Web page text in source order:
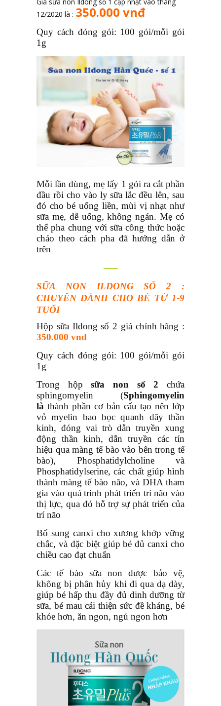
Giá sữa non Ildong số 1 cập nhật vào tháng
12/2020 là : 350.000 vnđ
Quy cách đóng gói: 100 gói/mỗi gói
1g
Mỗi lần dùng, mẹ lấy 1 gói ra cắt phần
đầu rồi cho vào ly sữa lắc đều lên, sau
đó cho bé uống liền, mùi vị nhạt như
sữa mẹ, dễ uống, không ngán. Mẹ có
thể pha chung với sữa công thức hoặc
cháo theo cách pha đã hướng dẫn ở
trên
—–
SỮA NON ILDONG SỐ 2 :
CHUYÊN DÀNH CHO BÉ TỪ 1-9
TUỔI
Hộp sữa Ildong số 2 giá chính hãng :
350.000 vnđ
Quy cách đóng gói: 100 gói/mỗi gói
1g
Trong hộpsữa non số 2 chứa
sphingomyelin (Sphingomyelin
là thành phần cơ bản cấu tạo nên lớp
vỏ myelin bao bọc quanh dây thần
kinh, đóng vai trò dẫn truyền xung
động thần kinh, dẫn truyền các tín
hiệu qua màng tế bào vào bên trong tế
bào), Phosphatidylcholine và
Phosphatidylserine, các chất giúp hình
thành màng tế bào não, và DHA tham
gia vào quá trình phát triển trí não vào
thị lực, qua đó hỗ trợ sự phát triển của
trí não
Bổ sung canxi cho xương khớp vững
chắc, và đặc biệt giúp bé đủ canxi cho
chiều cao đạt chuẩn
Các tế bào sữa non được bảo vệ,
không bị phân hủy khi đi qua dạ dày,
giúp bé hấp thu đầy đủ dinh dưỡng từ
sữa, bé mau cải thiện sức đề kháng, bé
khỏe hơn, ăn ngon, ngủ ngon hơn